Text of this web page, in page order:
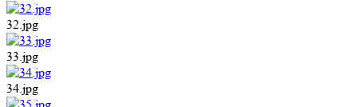
32.jpg
33.jpg
34.jpg